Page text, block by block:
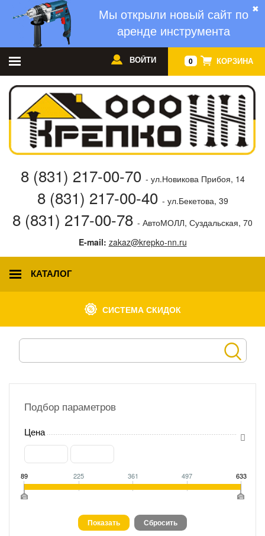
✖
Мы открыли новый сайт по
аренде инструмента
0 КОРЗИНА
ВОЙТИ
8 (831) 217-00-70 - ул.Новикова Прибоя, 14
8 (831) 217-00-40 - ул.Бекетова, 39
8 (831) 217-00-78 - АвтоМОЛЛ, Суздальская, 70
E-mail: zakaz@krepko-nn.ru
КАТАЛОГ
СИСТЕМА СКИДОК
Подбор параметров
Цена
89 225 361 497 633